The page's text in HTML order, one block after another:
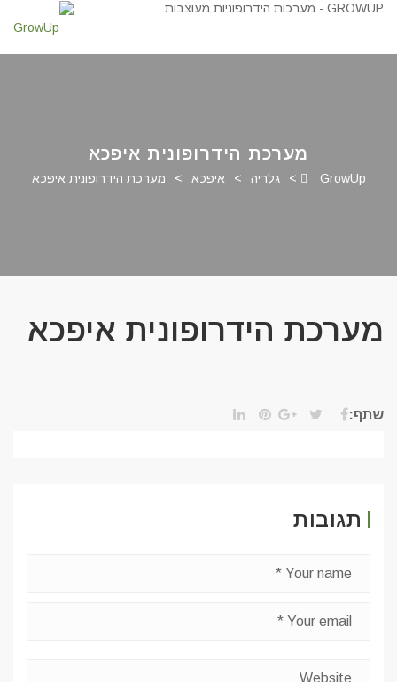
מערכת הידרופונית איפכא
GrowUp
> גלריה > איפכא > מערכת הידרופונית איפכא
מערכת הידרופונית איפכא
שתף:
תגובות